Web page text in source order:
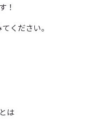
！
ください。
は